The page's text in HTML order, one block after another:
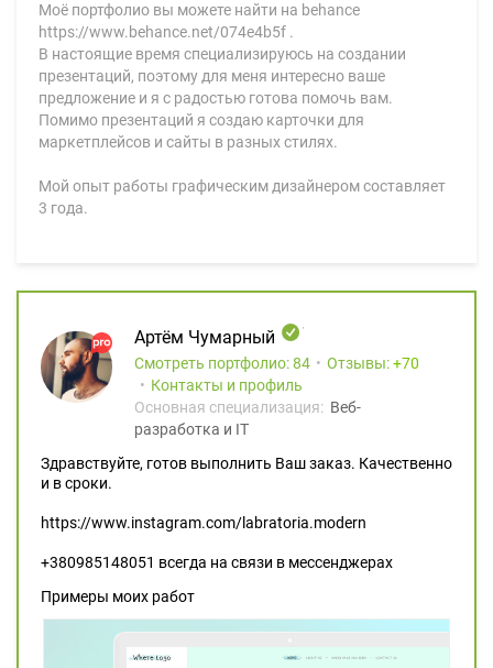
Моё портфолио вы можете найти на behance
https://www.behance.net/074e4b5f .
В настоящие время специализируюсь на создании
презентаций, поэтому для меня интересно ваше
предложение и я с радостью готова помочь вам.
Помимо презентаций я создаю карточки для
маркетплейсов и сайты в разных стилях.
Мой опыт работы графическим дизайнером составляет
3 года.
Артём Чумарный
Смотреть портфолио: 84 Отзывы:
70
Контакты и профиль
Основная специализация: Веб-
разработка и IT
Здравствуйте, готов выполнить Ваш заказ. Качественно
и в сроки.
https://www.instagram.com/labratoria.modern
+380985148051 всегда на связи в мессенджерах
Примеры моих работ